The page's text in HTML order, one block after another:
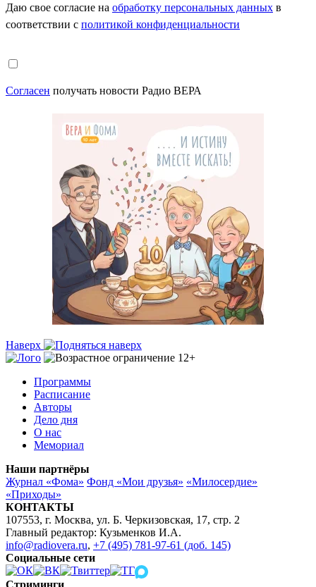
Даю свое согласие на обработку персональных данных в
соответствии с политикой конфиденциальности
Согласен получать новости Радио ВЕРА
Наверх
Программы
Расписание
Авторы
Дело дня
О нас
Мемориал
Наши партнёры
Журнал «Фома» Фонд «Мои друзья» «Милосердие»
«Приходы»
КОНТАКТЫ
107553, г. Москва, ул. Б. Черкизовская, 17, стр. 2
Главный редактор: Кузьменков И.А.
info@radiovera.ru, +7 (495) 781-97-61 (доб. 145)
Социальные сети
Стриминги